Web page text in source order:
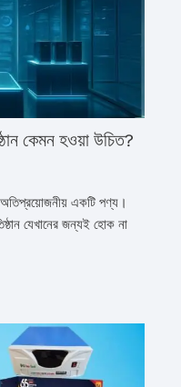
কেমন হওয়া উচিত?
অতিপ্রয়োজনীয় একটি পণ্য।
যেখানের জন্যই হোক না